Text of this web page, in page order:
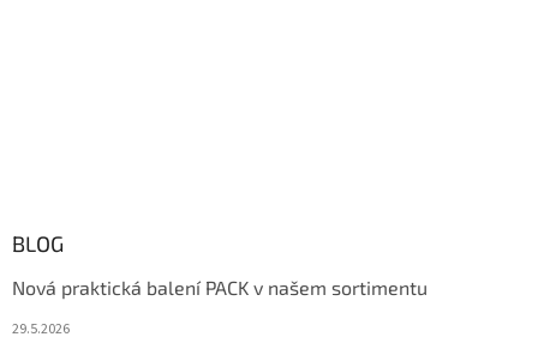
BLOG
Nová praktická balení PACK v našem sortimentu
29.5.2026